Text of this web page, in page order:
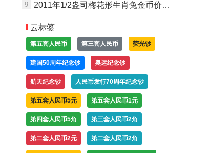
9 2011年1/2盎司梅花形生肖兔金币价格 2011年兔年1/2盎司金币值多少钱
云标签
第五套人民币 第三套人民币 荧光钞
建国50周年纪念钞 奥运纪念钞
航天纪念钞 人民币发行70周年纪念钞
第五套人民币5元 第五套人民币1元
第四套人民币5角 第三套人民币2角
第二套人民币2元 第二套人民币2角